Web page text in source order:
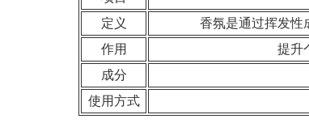
定义
香氛是通过挥发性
作用
提升
成分
使用方式